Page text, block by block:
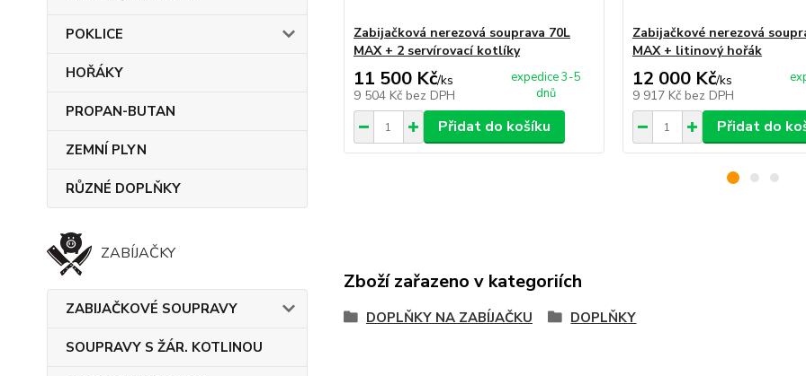
POKLICE
HOŘÁKY
PROPAN-BUTAN
ZEMNÍ PLYN
RŮZNÉ DOPLŇKY
ZABÍJAČKY
ZABIJAČKOVÉ SOUPRAVY
SOUPRAVY S ŽÁR. KOTLINOU
Zabijačková nerezová souprava 70L
MAX + 2 servírovací kotlíky
11 500 Kč/ks
9 504 Kč bez DPH
expedice 3-5
dnů
Přidat do košíku
Zabijačkové nerezová
MAX + litinový hořák
12 000 Kč/ks
9 917 Kč bez DPH
Přidat do
Zboží zařazeno v kategoriích
DOPLŇKY NA ZABÍJAČKU DOPLŇKY